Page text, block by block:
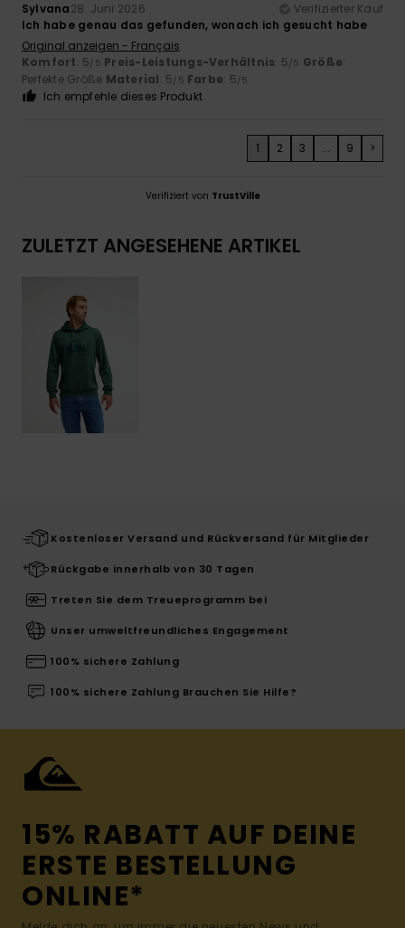
Sylvana28. Juni 2026
Verifizierter Kauf
Ich habe genau das gefunden, wonach ich gesucht habe
Original anzeigen - Français
Komfort: 5/5 Preis-Leistungs-Verhältnis: 5/5 Größe:
Perfekte Größe Material: 5/5 Farbe: 5/5
Ich empfehle dieses Produkt
1 2 3 ... 9 >
Verifiziert von TrustVille
ZULETZT ANGESEHENE ARTIKEL
Kostenloser Versand und Rückversand für Mitglieder
Rückgabe innerhalb von 30 Tagen
Treten Sie dem Treueprogramm bei
Unser umweltfreundliches Engagement
100% sichere Zahlung
100% sichere Zahlung Brauchen Sie Hilfe?
15% RABATT AUF DEINE
ERSTE BESTELLUNG
ONLINE*